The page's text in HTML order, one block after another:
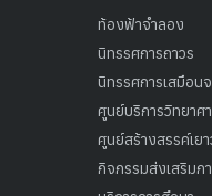
ท้องฟ้าจำลอง
นิทรรศการถาวร
นิทรรศการเสมือน
ศูนย์บริการวิทยาศ
ศูนย์สร้างสรรค์เย
กิจกรรมส่งเสริมก